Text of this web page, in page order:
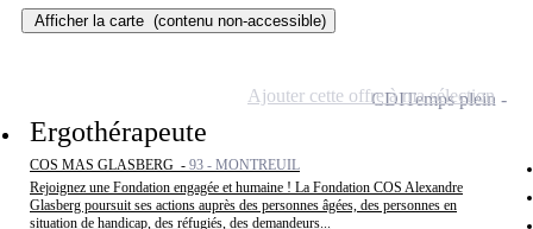
Afficher la carte (contenu non-accessible)
Ergothérapeute
COS MAS GLASBERG - 93 - MONTREUIL
Rejoignez une Fondation engagée et humaine ! La Fondation COS Alexandre
Glasberg poursuit ses actions auprès des personnes âgées, des personnes en
situation de handicap, des réfugiés, des demandeurs...
CDITemps plein
Ajouter cette offre à ma sélection